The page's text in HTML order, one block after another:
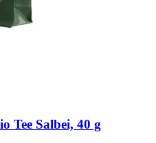
Tee Salbei, 40 g